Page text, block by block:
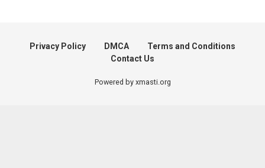
Privacy Policy DMCA
Terms and Conditions
Contact Us
Powered by xmasti.org